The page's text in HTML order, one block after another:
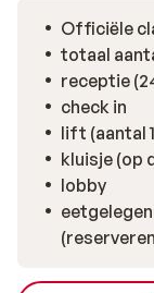
Officiële
totaal
receptie
check in
lift (aantal
kluisje (op
lobby